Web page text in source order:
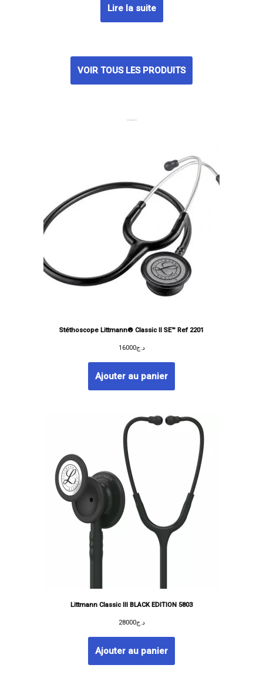
Lire la suite
VOIR TOUS LES PRODUITS
Stéthoscope Littmann® Classic II SE™ Ref 2201
د.ج16000
Ajouter au panier
Littmann Classic III BLACK EDITION 5803
د.ج28000
Ajouter au panier